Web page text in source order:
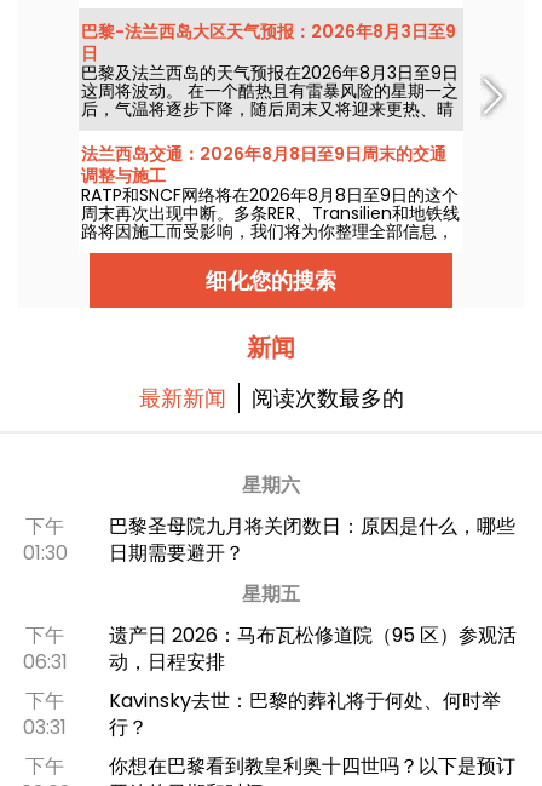
巴黎-法兰西岛大区天气预报：2026年8月3日至9
日
巴黎及法兰西岛的天气预报在2026年8月3日至9日
这周将波动。 在一个酷热且有雷暴风险的星期一之
后，气温将逐步下降，随后周末又将迎来更热、晴
朗的天气。
法兰西岛交通：2026年8月8日至9日周末的交通
调整与施工
RATP和SNCF网络将在2026年8月8日至9日的这个
周末再次出现中断。多条RER、Transilien和地铁线
路将因施工而受影响，我们将为你整理全部信息，
帮助你提前规划出行。
细化您的搜索
新闻
最新新闻 阅读次数最多的
星期六
下午
01:30
巴黎圣母院九月将关闭数日：原因是什么，哪些
日期需要避开？
星期五
下午
06:31
遗产日 2026：马布瓦松修道院（95 区）参观活
动，日程安排
下午
03:31
Kavinsky去世：巴黎的葬礼将于何处、何时举
行？
下午
你想在巴黎看到教皇利奥十四世吗？以下是预订